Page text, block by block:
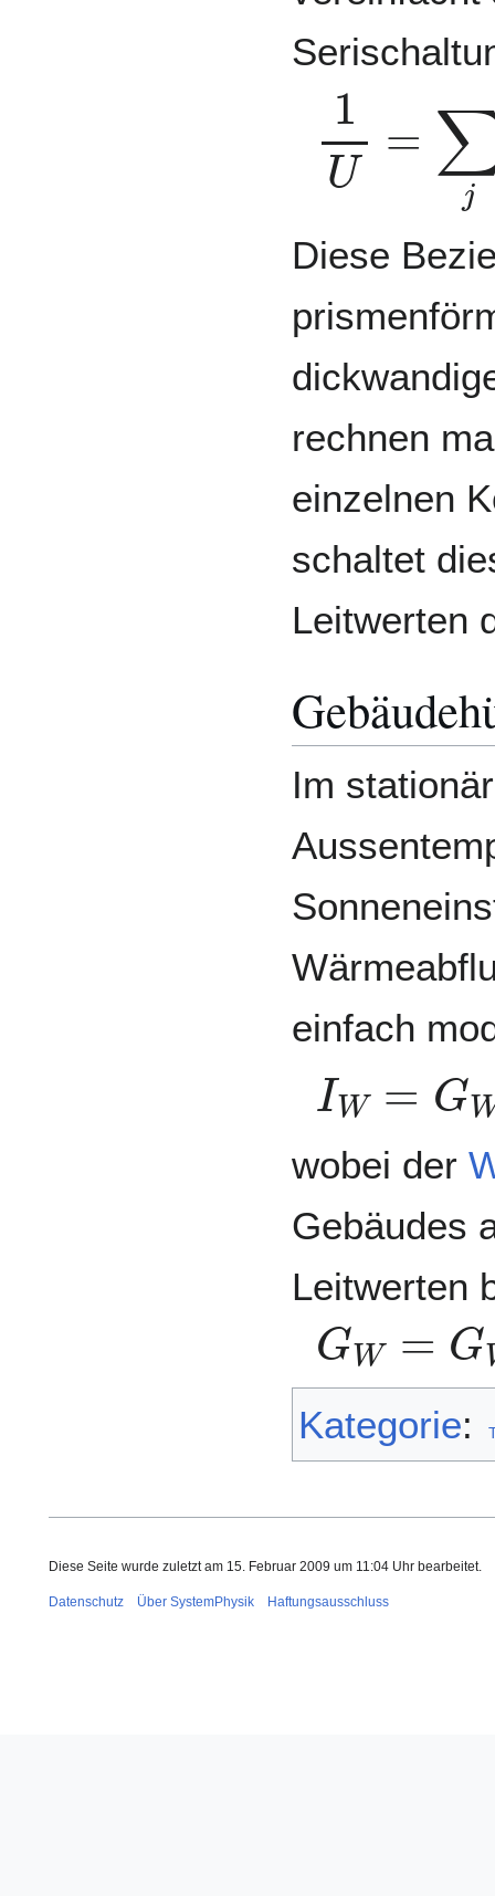
1U j1
Diese
rechnen
einzelnen
schaltet
Leitwerten
Im
einfach
IW W
wobei der
Gebäudes
Leitwerten
GW=G
Kategorie:
Diese Seite wurde zuletzt am 15. Februar 2009 um 11:04 Uhr bearbeitet.
Datenschutz Über SystemPhysik Haftungsausschluss